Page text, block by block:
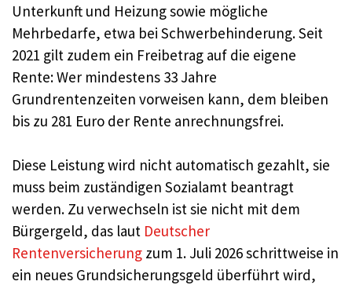
Unterkunft und Heizung sowie mögliche
Mehrbedarfe, etwa bei Schwerbehinderung. Seit
2021 gilt zudem ein Freibetrag auf die eigene
Rente: Wer mindestens 33 Jahre
Grundrentenzeiten vorweisen kann, dem bleiben
bis zu 281 Euro der Rente anrechnungsfrei.
Diese Leistung wird nicht automatisch gezahlt, sie
muss beim zuständigen Sozialamt beantragt
werden. Zu verwechseln ist sie nicht mit dem
Bürgergeld, das laut Deutscher
Rentenversicherung zum 1. Juli 2026 schrittweise in
ein neues Grundsicherungsgeld überführt wird,